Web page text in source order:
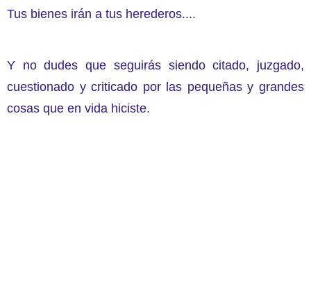
Tus bienes irán a tus herederos....
Y no dudes que seguirás siendo citado, juzgado,
cuestionado y criticado por las pequeñas y grandes
cosas que en vida hiciste.